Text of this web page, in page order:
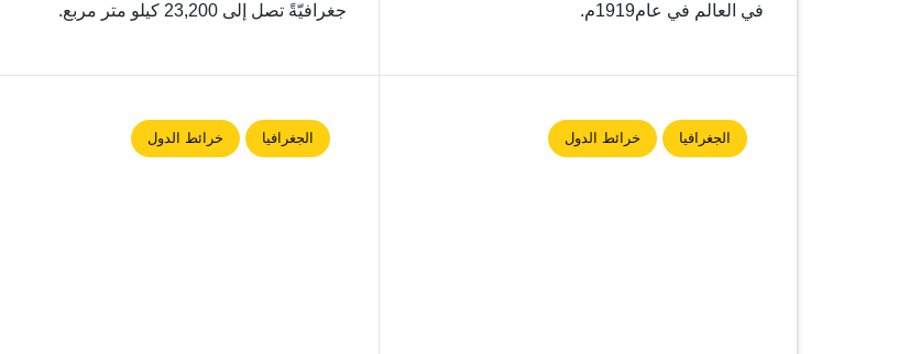
في العالم في عام1919م.
جغرافيّةً تصل إلى 23,200 كيلو متر مربع.
الجغرافيا خرائط الدول الجغرافيا خرائط الدول